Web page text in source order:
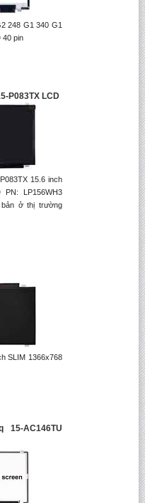
248 G1 340 G1
40 pin
P083TX LCD
15.6 inch
LP156WH3
ở thị trường
SLIM 1366x768
15-AC146TU